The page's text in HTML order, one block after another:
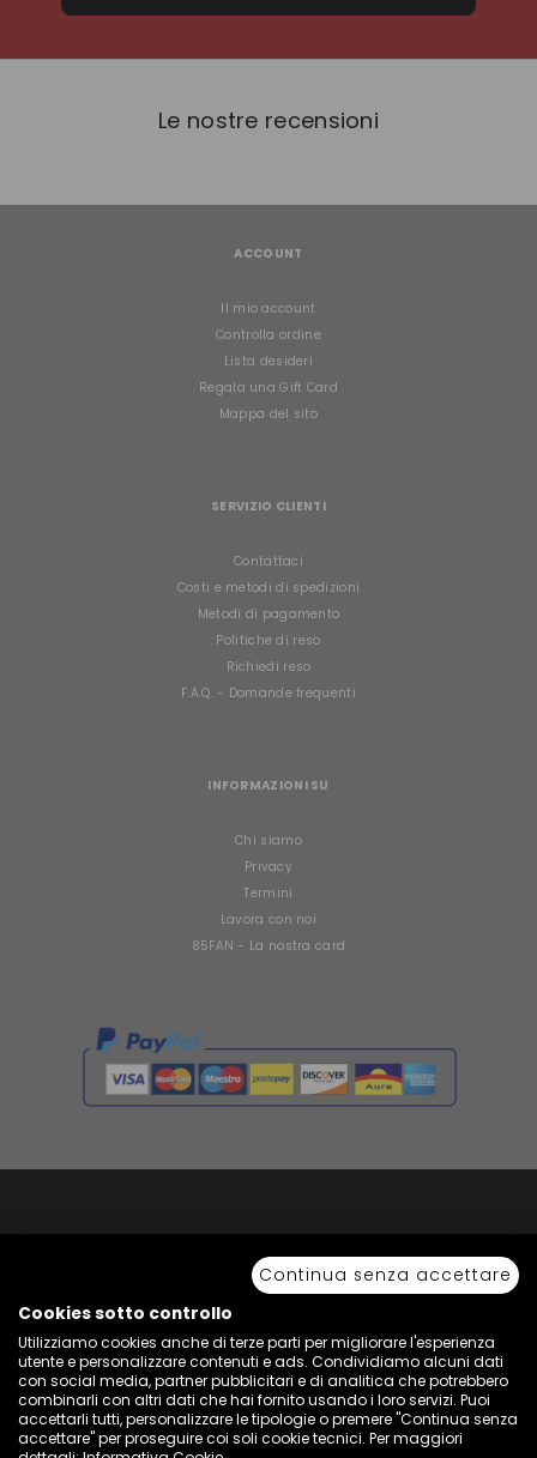
Le nostre recensioni
ACCOUNT
Il mio account
Controlla ordine
Lista desideri
Regala una Gift Card
Mappa del sito
SERVIZIO CLIENTI
Contattaci
Costi e metodi di spedizioni
Metodi di pagamento
Politiche di reso
Richiedi reso
F.A.Q. - Domande frequenti
INFORMAZIONI SU
Chi siamo
Privacy
Termini
Lavora con noi
85FAN - La nostra card
anche parziale.
Via Piave Km 68,600 • 04100 Latina, Italia | P.IVA 01222400598 • N° REA LT -
77855
Continua senza accettare
Cookies sotto controllo
Utilizziamo cookies anche di terze parti per migliorare l'esperienza
utente e personalizzare contenuti e ads. Condividiamo alcuni dati
con social media, partner pubblicitari e di analitica che potrebbero
combinarli con altri dati che hai fornito usando i loro servizi. Puoi
accettarli tutti, personalizzare le tipologie o premere "Continua senza
accettare" per proseguire coi soli cookie tecnici. Per maggiori